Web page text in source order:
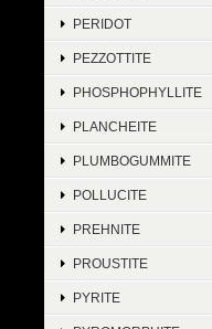
PERIDOT
PEZZOTTITE
PHOSPHOPHYLLITE
PLANCHEITE
PLUMBOGUMMITE
POLLUCITE
PREHNITE
PROUSTITE
PYRITE